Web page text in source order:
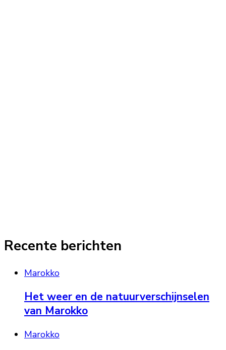
Recente berichten
Marokko
Het weer en de natuurverschijnselen
van Marokko
Marokko